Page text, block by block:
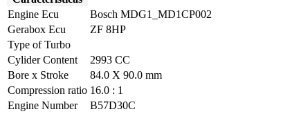
Engine Ecu
Bosch MDG1_MD1CP002
Gerabox Ecu
ZF 8HP
Type of Turbo
Cylider Content
2993 CC
Bore x Stroke
84.0 X 90.0 mm
Compression ratio 16.0 : 1
Engine Number
B57D30C